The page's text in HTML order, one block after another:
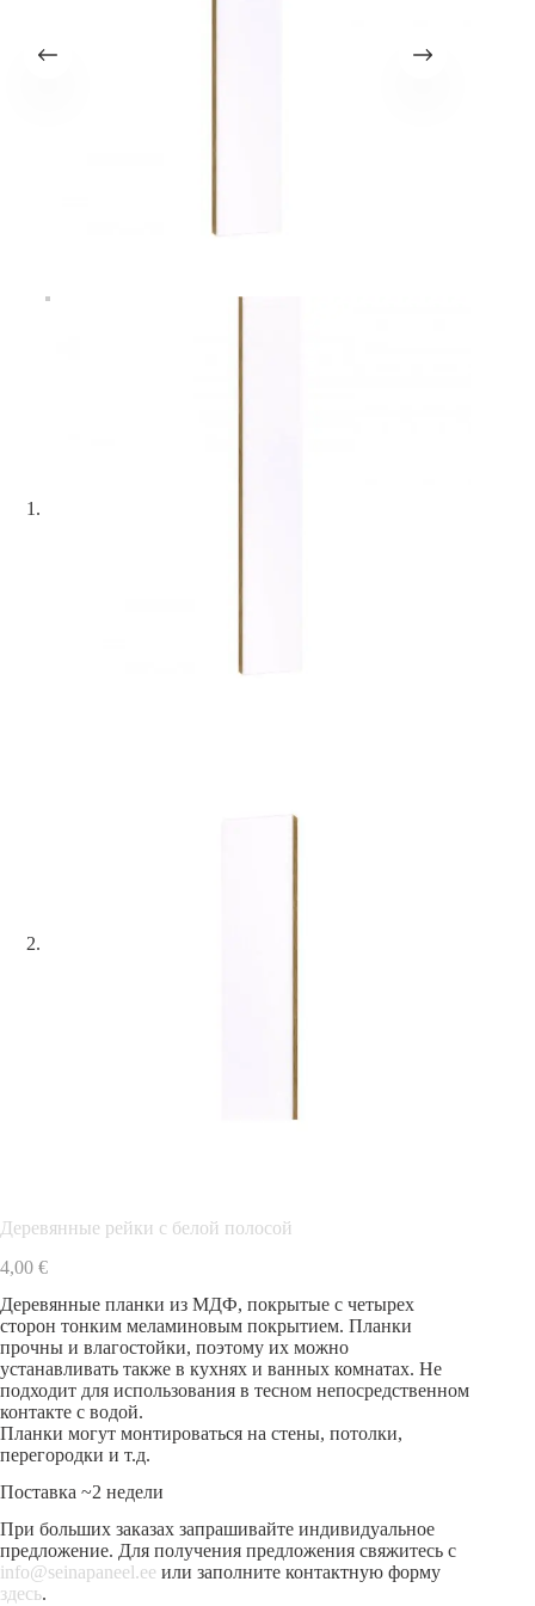
Деревянные рейки с белой полосой
4,00 €
Деревянные планки из МДФ, покрытые с четырех
сторон тонким меламиновым покрытием. Планки
прочны и влагостойки, поэтому их можно
устанавливать также в кухнях и ванных комнатах. Не
подходит для использования в тесном непосредственном
контакте с водой.
Планки могут монтироваться на стены, потолки,
перегородки и т.д.
Поставка ~2 недели
При больших заказах запрашивайте индивидуальное
предложение. Для получения предложения свяжитесь с
info@seinapaneel.ee или заполните контактную форму
здесь.